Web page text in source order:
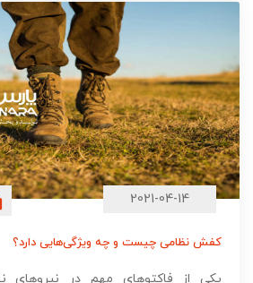
2021-04-14
کفش نظامی چیست و چه ویژگی‌هایی دارد؟
یکی از فاکتوهای مهم در نیروهای